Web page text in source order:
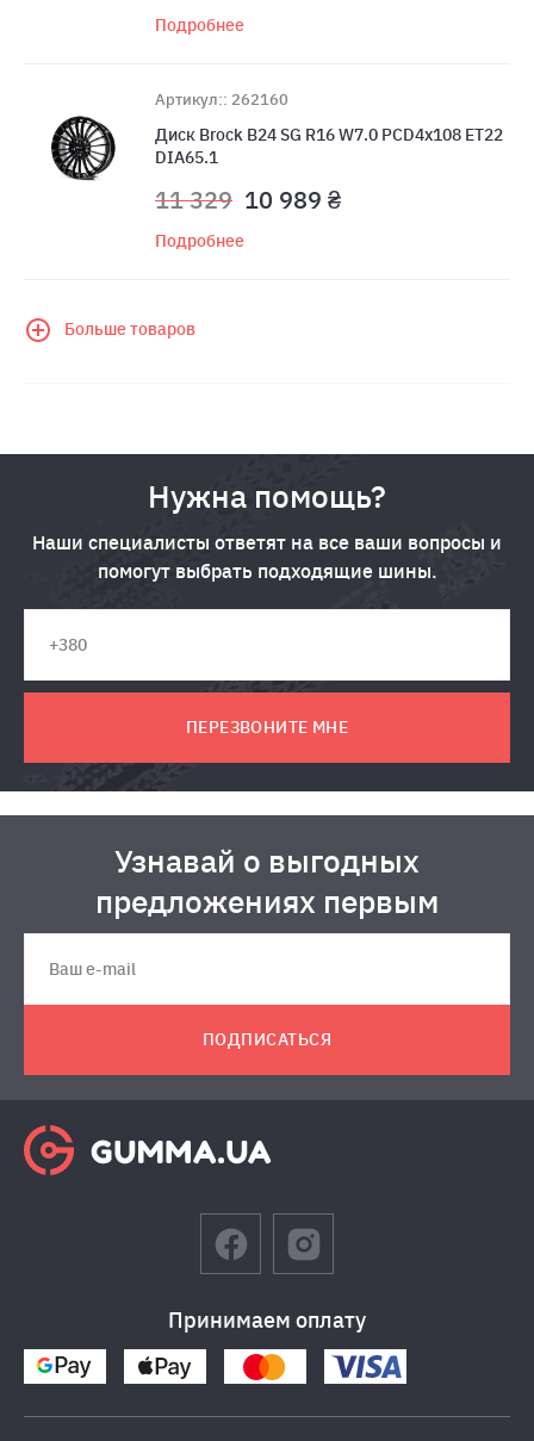
Подробнее
Артикул:: 262160
Диск Brock B24 SG R16 W7.0 PCD4x108 ET22
DIA65.1
11 329 10 989 ₴
Подробнее
Больше товаров
Нужна помощь?
Наши специалисты ответят на все ваши вопросы и
помогут выбрать подходящие шины.
ПЕРЕЗВОНИТЕ МНЕ
Узнавай о выгодных
предложениях первым
ПОДПИСАТЬСЯ
Принимаем оплату